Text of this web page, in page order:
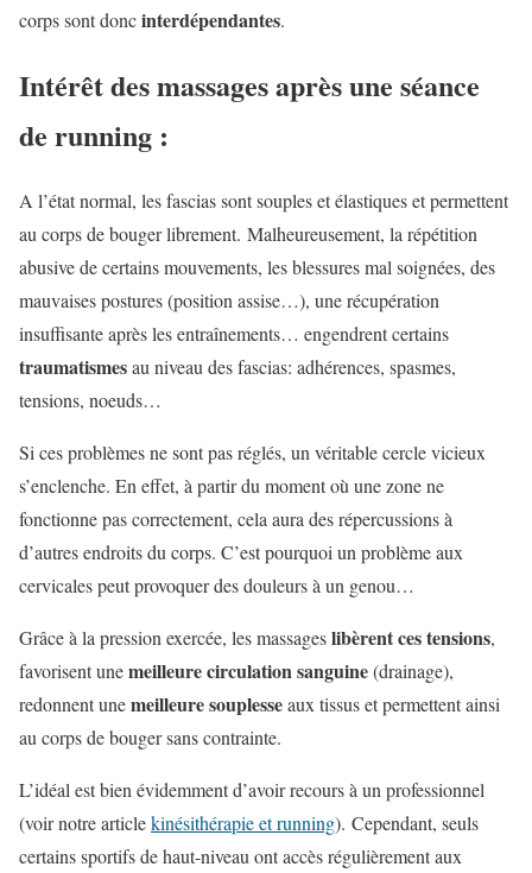
corps sont doncinterdépendantes.
Intérêt des massages après une séance
de running :
A l’état normal, les fascias sont souples et élastiques et permettent
au corps de bouger librement. Malheureusement, la répétition
abusive de certains mouvements, les blessures mal soignées, des
mauvaises postures (position assise…), une récupération
insuffisante après les entraînements… engendrent certains
traumatismesau niveau des fascias: adhérences, spasmes,
tensions, noeuds…
Si ces problèmes ne sont pas réglés, un véritable cercle vicieux
s’enclenche. En effet, à partir du moment où une zone ne
fonctionne pas correctement, cela aura des répercussions à
d’autres endroits du corps. C’est pourquoi un problème aux
cervicales peut provoquer des douleurs à un genou…
Grâce à la pression exercée, les massageslibèrent ces tensions,
favorisent unemeilleure circulation sanguine(drainage),
redonnent unemeilleure souplesseaux tissus et permettent ainsi
au corps de bouger sans contrainte.
L’idéal est bien évidemment d’avoir recours à un professionnel
(voir notre articlekinésithérapie et running). Cependant, seuls
certains sportifs de haut-niveau ont accès régulièrement aux